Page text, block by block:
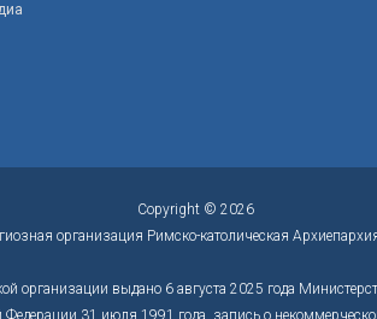
Copyright © 2026
организация Римско-католическая
организации выдано 6 августа 2025 года